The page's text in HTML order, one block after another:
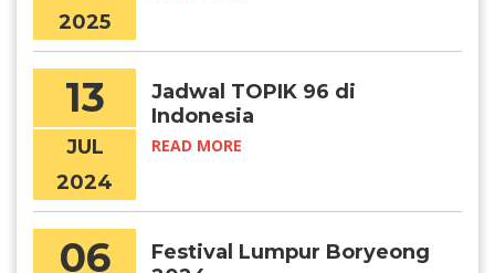
2025
13
JUL
2024
Jadwal TOPIK 96 di
Indonesia
READ MORE
06
Festival Lumpur Boryeong